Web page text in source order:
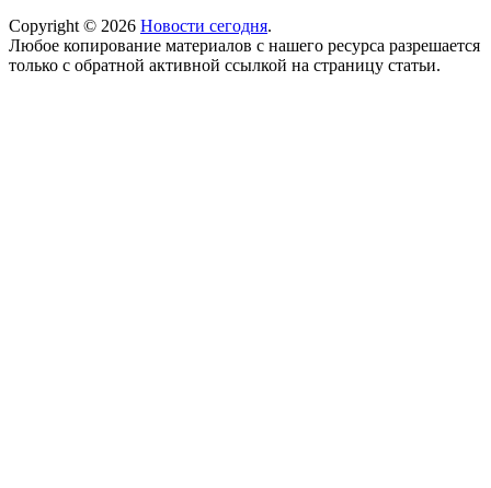
Copyright © 2026 Новости сегодня.
Любое копирование материалов с нашего ресурса разрешается
только с обратной активной ссылкой на страницу статьи.